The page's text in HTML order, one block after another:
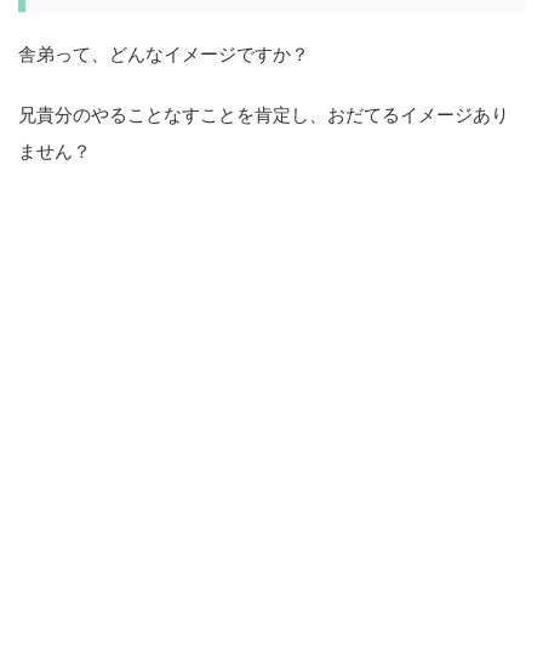
舎弟って、どんなイメージですか？
兄貴分のやることなすことを肯定し、おだてるイメージあり
ません？